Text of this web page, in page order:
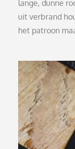
lange, dunne
uit verbrand
het patroon